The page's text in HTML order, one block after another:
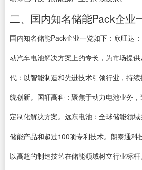
二、国内知名储能Pack企业
国内知名储能Pack企业一览如下：欣旺达
动汽车电池解决方案上的专长，为市场提
代：以智能制造和先进技术引领行业，持
统创新。国轩高科：聚焦于动力电池业务
定制化解决方案。远东电池：全球储能领
储能产品和超过100项专利技术。朗泰通科
以高超的制造技艺在储能领域树立行业标